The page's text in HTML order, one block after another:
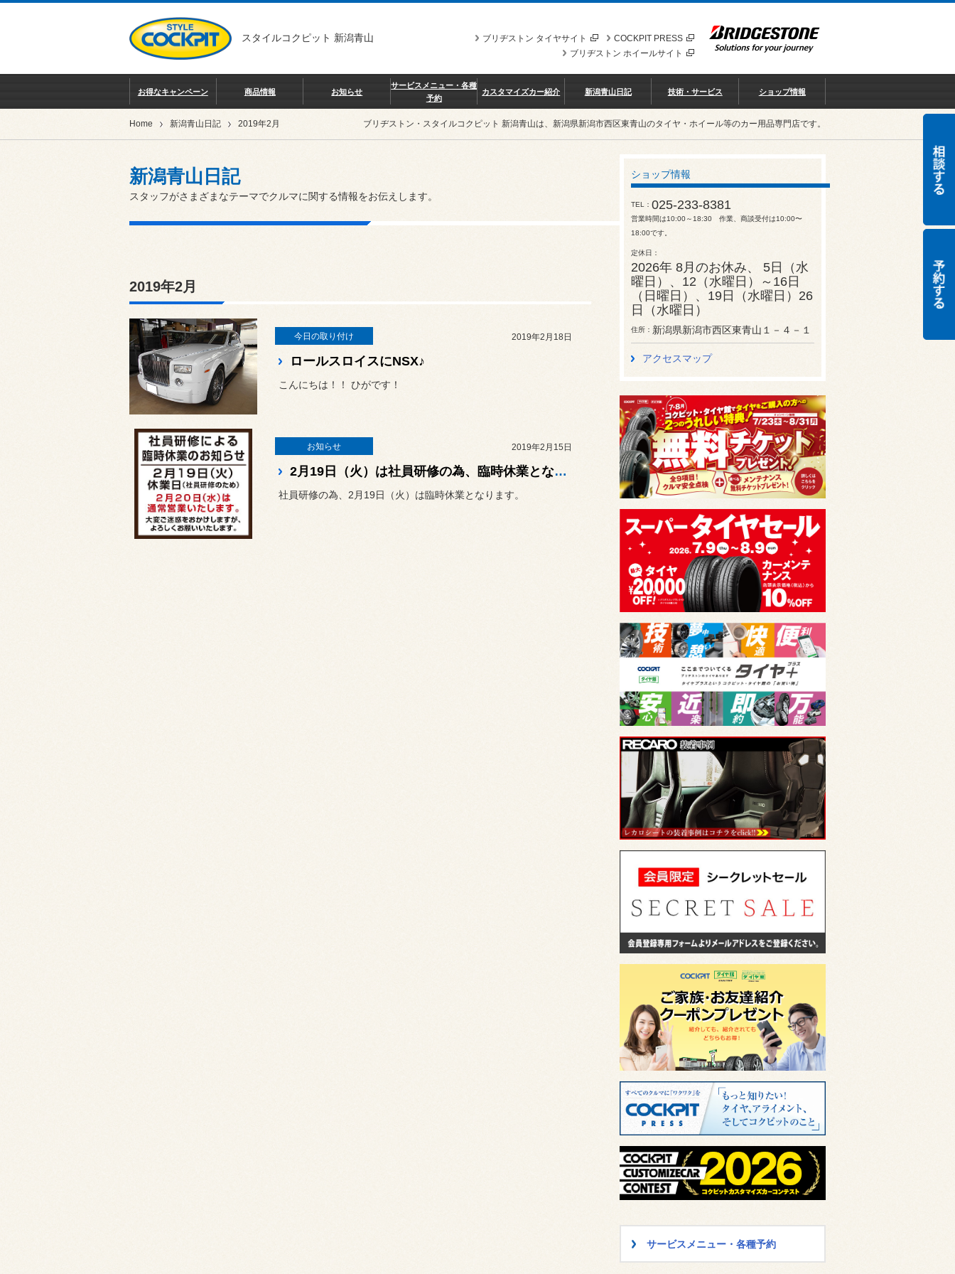
スタイルコクピット 新潟青山 COCKPIT PRESS
ブリヂストン タイヤサイト
ブリヂストン ホイールサイト
お得なキャンペーン 商品情報 お知らせ
サービスメニュー・各種
予約
カスタマイズカー紹介 新潟青山日記 技術・サービス ショップ情報
Home 新潟青山日記 2019年2月 ブリヂストン・スタイルコクピット 新潟青山は、新潟県新潟市西区東青山のタイヤ・ホイール等のカー用品専門店です。
新潟青山日記
スタッフがさまざまなテーマでクルマに関する情報をお伝えします。
2019年2月
今日の取り付け 2019年2月18日
ロールスロイスにNSX♪
こんにちは！！ ひがです！
お知らせ 2019年2月15日
2月19日（火）は社員研修の為、臨時休業となります。
社員研修の為、2月19日（火）は臨時休業となります。
ショップ情報
TEL 025-233-8381
営業時間は10:00～18:30 作業、商談受付は10:00〜
18:00です。
定休日
2026年 8月のお休み、 5日（水
曜日）、12（水曜日）～16日
（日曜日）、19日（水曜日）26
日（水曜日）
住所 新潟県新潟市西区東青山１－４－１
アクセスマップ
サービスメニュー・各種予約